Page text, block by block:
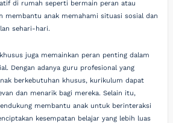
di rumah seperti bermain peran atau
membantu anak memahami situasi sosial dan
sehari-hari.
juga memainkan peran penting dalam
Dengan adanya guru profesional yang
berkebutuhan khusus, kurikulum dapat
dan menarik bagi mereka. Selain itu,
membantu anak untuk berinteraksi
kesempatan belajar yang lebih luas